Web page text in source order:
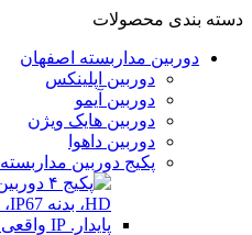
دسته بندی محصولات
دوربین مداربسته اصفهان
دوربین اپلینکس
دوربین آیمو
دوربین هایک ویژن
دوربین داهوا
پکیج دوربین مداربسته